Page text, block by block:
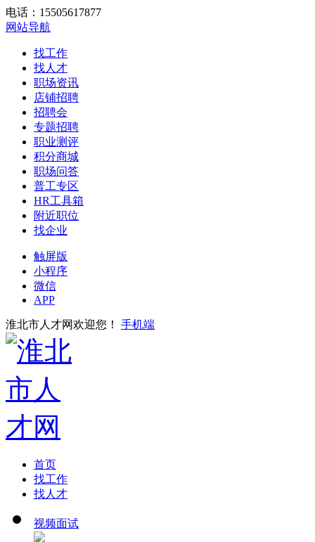
电话：15505617877
网站导航
找工作
找人才
职场资讯
店铺招聘
招聘会
专题招聘
职业测评
积分商城
职场问答
普工专区
HR工具箱
附近职位
找企业
触屏版
小程序
微信
APP
淮北市人才网欢迎您！ 手机端
首页
找工作
找人才
视频面试